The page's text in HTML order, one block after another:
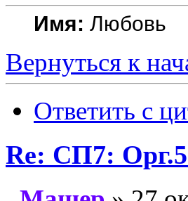
Имя: Любовь
Вернуться к
Ответить с
Re: СП7: